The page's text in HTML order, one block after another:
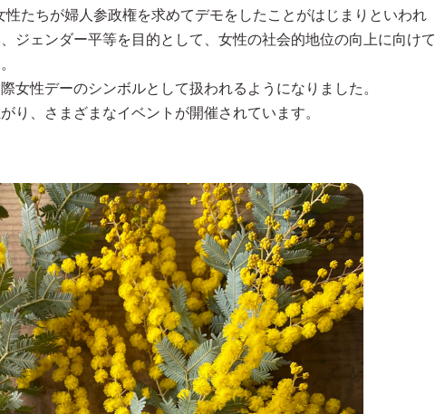
たちが婦人参政権を求めてデモをしたことがはじまりといわれ
ジェンダー平等を目的として、女性の社会的地位の向上に向けて
女性デーのシンボルとして扱われるようになりました。
り、さまざまなイベントが開催されています。